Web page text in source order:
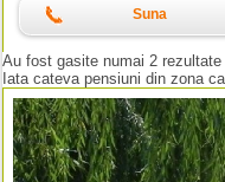
Suna
Au fost gasite numai 2 rezultate
Iata cateva pensiuni din zona